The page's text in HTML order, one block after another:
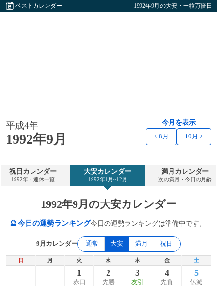
ベストカレンダー 1992年9月の大安・一粒万倍日
平成4年
1992年9月
今月を表示
< 8月 10月 >
祝日カレンダー
1992年・連休一覧
大安カレンダー
1992年1月~12月
満月カレンダー
次の満月・今日の月齢
1992年9月の大安カレンダー
🔮今日の運勢ランキング今日の運勢ランキングは準備中です。
9月カレンダー 通常 大安 満月 祝日
日 月 火 水 木 金 土
1
赤口
2
先勝
3
友引
4
先負
5
仏滅